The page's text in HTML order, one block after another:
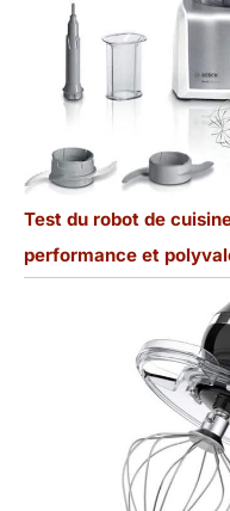
Test du robot de
performance et